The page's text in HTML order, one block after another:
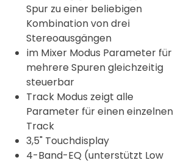
Spur zu einer beliebigen
Kombination von drei
Stereoausgängen
im Mixer Modus Parameter für
mehrere Spuren gleichzeitig
steuerbar
Track Modus zeigt alle
Parameter für einen einzelnen
Track
3,5" Touchdisplay
4-Band-EQ (unterstützt Low